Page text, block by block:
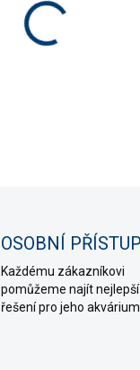
OSOBNÍ PŘÍSTUP
Každému zákazníkovi
pomůžeme najít nejlepší
řešení pro jeho